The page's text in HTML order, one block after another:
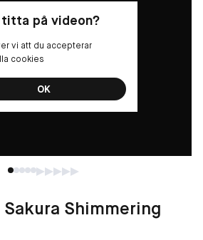
på videon?
vi att du accepterar
cookies
OK
Shimmering